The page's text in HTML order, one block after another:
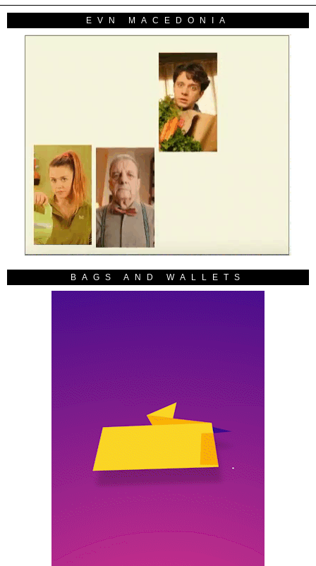
EVN MACEDONIA
BAGS AND WALLETS